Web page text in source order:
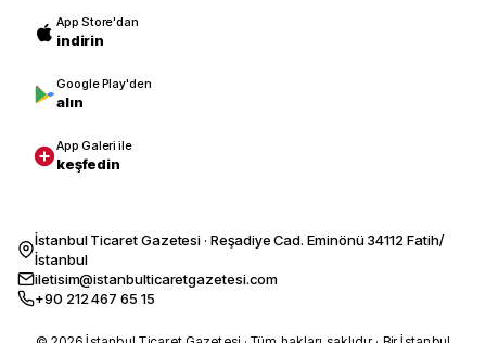
App Store'dan
indirin
Google Play'den
alın
App Galeri ile
keşfedin
İstanbul Ticaret Gazetesi · Reşadiye Cad. Eminönü 34112 Fatih/
İstanbul
iletisim@istanbulticaretgazetesi.com
+90 212 467 65 15